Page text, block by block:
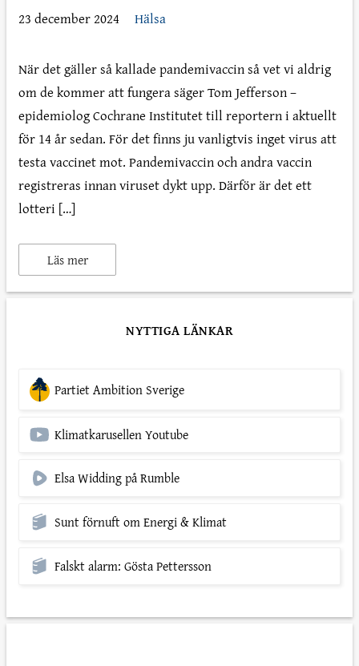
23 december 2024 Hälsa
När det gäller så kallade pandemivaccin så vet vi aldrig
om de kommer att fungera säger Tom Jefferson –
epidemiolog Cochrane Institutet till reportern i aktuellt
för 14 år sedan. För det finns ju vanligtvis inget virus att
testa vaccinet mot. Pandemivaccin och andra vaccin
registreras innan viruset dykt upp. Därför är det ett
lotteri […]
Läs mer
NYTTIGA LÄNKAR
Partiet Ambition Sverige
Klimatkarusellen Youtube
Elsa Widding på Rumble
Sunt förnuft om Energi & Klimat
Falskt alarm: Gösta Pettersson